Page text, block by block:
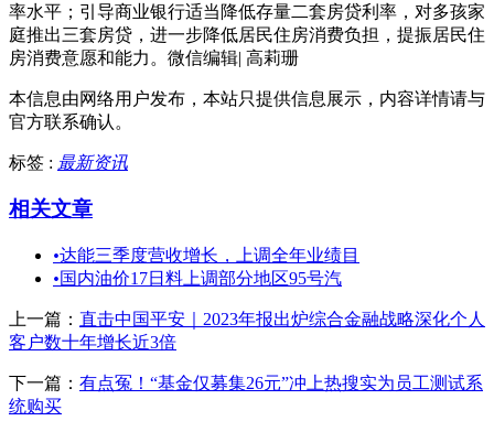
率水平；引导商业银行适当降低存量二套房贷利率，对多孩家
庭推出三套房贷，进一步降低居民住房消费负担，提振居民住
房消费意愿和能力。微信编辑| 高莉珊
本信息由网络用户发布， 本站只提供信息展示，内容详情请与
官方联系确认。
标签 : 最新资讯
相关文章
•达能三季度营收增长，上调全年业绩目
•国内油价17日料上调部分地区95号汽
上一篇： 直击中国平安｜2023年报出炉综合金融战略深化个人
客户数十年增长近3倍
下一篇： 有点冤！“基金仅募集26元”冲上热搜实为员工测试系
统购买